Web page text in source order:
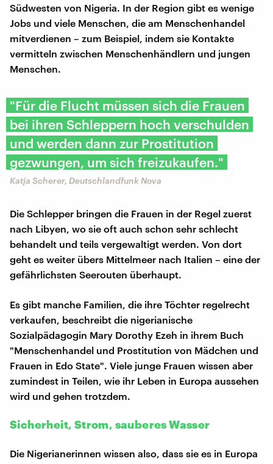
Südwesten von Nigeria. In der Region gibt es wenige
Jobs und viele Menschen, die am Menschenhandel
mitverdienen – zum Beispiel, indem sie Kontakte
vermitteln zwischen Menschenhändlern und jungen
Menschen.
"Für die Flucht müssen sich die Frauen
bei ihren Schleppern hoch verschulden
und werden dann zur Prostitution
gezwungen, um sich freizukaufen."
Katja Scherer, Deutschlandfunk Nova
Die Schlepper bringen die Frauen in der Regel zuerst
nach Libyen, wo sie oft auch schon sehr schlecht
behandelt und teils vergewaltigt werden. Von dort
geht es weiter übers Mittelmeer nach Italien – eine der
gefährlichsten Seerouten überhaupt.
Es gibt manche Familien, die ihre Töchter regelrecht
verkaufen, beschreibt die nigerianische
Sozialpädagogin Mary Dorothy Ezeh in ihrem Buch
"Menschenhandel und Prostitution von Mädchen und
Frauen in Edo State". Viele junge Frauen wissen aber
zumindest in Teilen, wie ihr Leben in Europa aussehen
wird und gehen trotzdem.
Sicherheit, Strom, sauberes Wasser
Die Nigerianerinnen wissen also, dass sie es in Europa